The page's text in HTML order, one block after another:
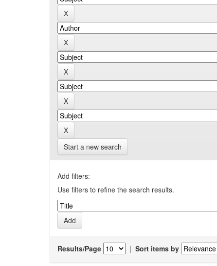
Start a new search
Add filters:
Use filters to refine the search results.
Results/Page | Sort items by